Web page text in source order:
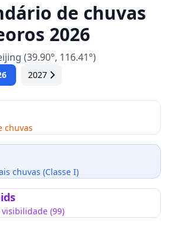
de chuvas
2026
(39.90°, 116.41°)
2027
chuvas
chuvas (Classe I)
(99)